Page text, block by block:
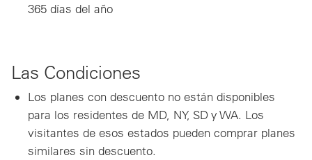
365 días del año
Las Condiciones
Los planes con descuento no están disponibles
para los residentes de MD, NY, SD y WA. Los
visitantes de esos estados pueden comprar planes
similares sin descuento.